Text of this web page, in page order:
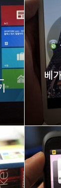
Korea, Since
네
베